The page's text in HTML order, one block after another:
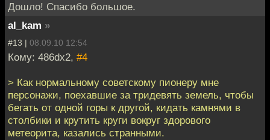
Дошло! Спасибо большое.
al_kam »
#13 | 08.09.10 12:54
Кому: 486dx2, #4
> Как нормальному советскому пионеру мне
персонажи, поехавшие за тридевять земель, чтобы
бегать от одной горы к другой, кидать камнями в
столбики и крутить круги вокруг здорового
метеорита, казались странными.